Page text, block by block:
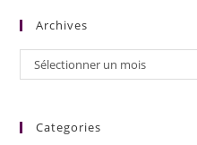
Archives
Sélectionner un mois
Categories